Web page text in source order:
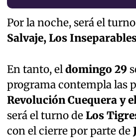
Por la noche, será el
Salvaje, Los
En tanto, eldomingo 29
programa contempla las
Revolución Cuequera y
será el turno deLos
con el cierre por parte de